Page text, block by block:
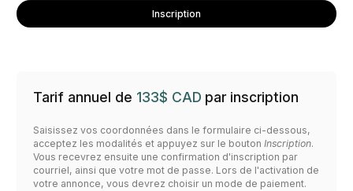
Inscription
Tarif annuel de 133$ CAD par inscription
Saisissez vos coordonnées dans le formulaire ci-dessous,
acceptez les modalités et appuyez sur le bouton Inscription.
Vous recevrez ensuite une confirmation d'inscription par
courriel, ainsi que votre mot de passe. Lors de l'activation de
votre annonce, vous devrez choisir un mode de paiement.